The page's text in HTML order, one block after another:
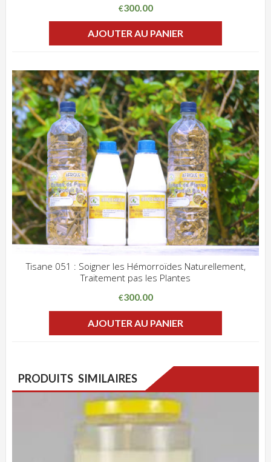
€300.00
AJOUTER AU PANIER
ADD WISHLIST
Tisane 051 : Soigner les Hémorroïdes Naturellement,
Traitement pas les Plantes
€300.00
AJOUTER AU PANIER
PRODUITS SIMILAIRES